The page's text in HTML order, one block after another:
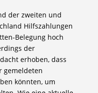
der zweiten und
Hilfszahlungen
Belegung hoch
der
erhoben, dass
gemeldeten
könnten, um